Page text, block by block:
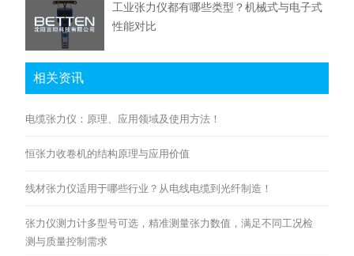
工业张力仪都有哪些类型？机械式与电子式
性能对比
相关资讯
电缆张力仪：原理、应用领域及使用方法！
恒张力收卷机的结构原理与应用价值
线材张力仪适用于哪些行业？从电线电缆到光纤制造！
张力仪测力计多型号可选，精准测量张力数值，满足不同工况检
测与质量控制需求